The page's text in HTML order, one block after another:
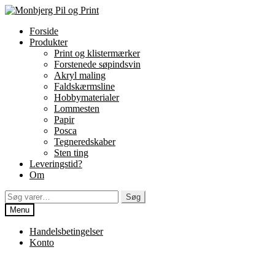
Spring
navigation
Spring
indholdForside
Produkter
Print og klistermærker
Forstenede søpindsvin
Akryl maling
Faldskærmsline
Hobbymaterialer
Lommesten
Papir
Posca
Tegneredskaber
Sten ting
Leveringstid?
Om
Søg
efter:
Søg
Menu
Handelsbetingelser
Konto